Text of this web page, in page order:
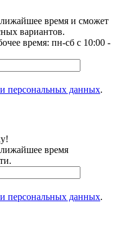
время и сможет
вариантов.
время: пн-сб с 10:00 -
персональных данных.
время
персональных данных.